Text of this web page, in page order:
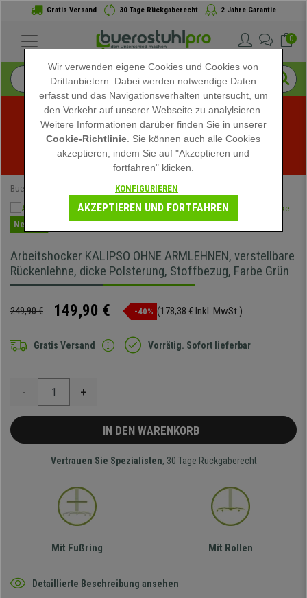
Gratis Versand 30 Tage Rückgaberecht 2 Jahre Garantie
0
Sommerschlussverkauf bei buerostuhlpro! Exklusive
Rabatte für kurze Zeit - Aktion ansehen -
Buerostuhlpro
Neuheit
Arbeitshocker KALIPSO OHNE ARMLEHNEN, verstellbare
Rückenlehne, dicke Polsterung, Stoffbezug, Farbe Grün
249,90 € 149,90 € -40% (178,38 € Inkl. MwSt.)
Gratis Versand Vorrätig. Sofort lieferbar
- +
IN DEN WARENKORB
Vertrauen Sie Spezialisten, 30 Tage Rückgaberecht
Mit Fußring Mit Rollen
Detaillierte Beschreibung ansehen
Wir verwenden eigene Cookies und Cookies von
Drittanbietern. Dabei werden notwendige Daten
erfasst und das Navigationsverhalten untersucht, um
den Verkehr auf unserer Webseite zu analylsieren.
Weitere Informationen darüber finden Sie in unserer
Cookie-Richtlinie . Sie können auch alle Cookies
akzeptieren, indem Sie auf "Akzeptieren und
fortfahren" klicken.
KONFIGURIEREN
AKZEPTIEREN UND FORTFAHREN